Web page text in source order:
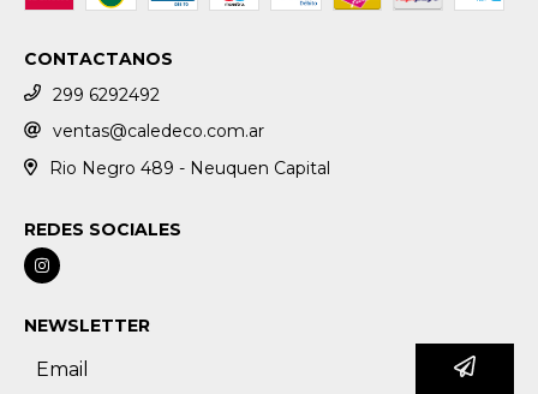
CONTACTANOS
299 6292492
ventas@caledeco.com.ar
Rio Negro 489 - Neuquen Capital
REDES SOCIALES
NEWSLETTER